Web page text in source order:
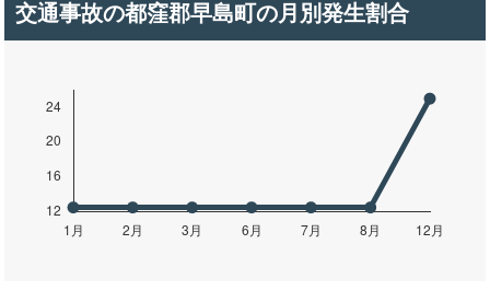
交通事故の都窪郡早島町の月別発生割合